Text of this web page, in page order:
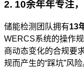
2. 10余年年专注
储能检测团队拥有13
WERCS系统的操作
商动态变化的合规要
规而产生的“踩坑”风险